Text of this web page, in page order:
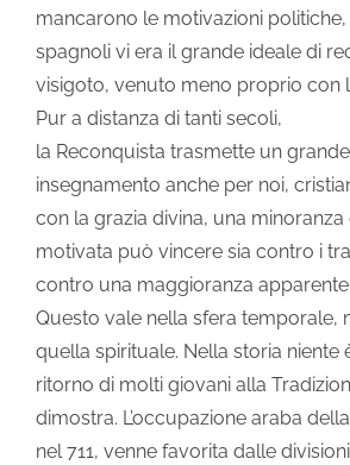
mancarono le motivazioni
spagnoli vi era il grande ideale di
visigoto, venuto meno proprio con
Pur a distanza di tanti secoli,
la Reconquista trasmette un
insegnamento anche per noi,
con la grazia divina, una minoranza
motivata può vincere sia contro i
contro una maggioranza
Questo vale nella sfera temporale,
quella spirituale. Nella storia niente
ritorno di molti giovani alla
dimostra. L’occupazione araba
nel 711, venne favorita dalle